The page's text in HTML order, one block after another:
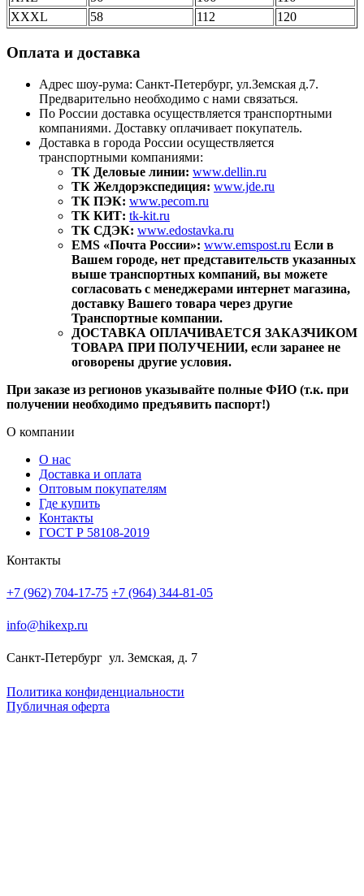
XXXL
58 112 120
Оплата и доставка
Адрес шоу-рума: Санкт-Петербург, ул.Земская д.7.
Предварительно необходимо с нами связаться.
По России доставка осуществляется транспортными
компаниями. Доставку оплачивает покупатель.
Доставка в города России осуществляется
транспортными компаниями:
ТК Деловые линии: www.dellin.ru
ТК Желдорэкспедиция: www.jde.ru
ТК ПЭК: www.pecom.ru
ТК КИТ: tk-kit.ru
ТК СДЭК: www.edostavka.ru
EMS «Почта России»: www.emspost.ru Если в
Вашем городе, нет представительств указанных
выше транспортных компаний, вы можете
согласовать с менеджерами интернет магазина,
доставку Вашего товара через другие
Транспортные компании.
ДОСТАВКА ОПЛАЧИВАЕТСЯ ЗАКАЗЧИКОМ
ТОВАРА ПРИ ПОЛУЧЕНИИ, если заранее не
оговорены другие условия.
При заказе из регионов указывайте полные ФИО (т.к. при
получении необходимо предъявить паспорт!)
О компании
О нас
Доставка и оплата
Оптовым покупателям
Где купить
Контакты
ГОСТ Р 58108-2019
Контакты
+7 (962) 704-17-75 +7 (964) 344-81-05
info@hikexp.ru
Санкт-Петербург ул. Земская, д. 7
Политика конфиденциальности
Публичная оферта